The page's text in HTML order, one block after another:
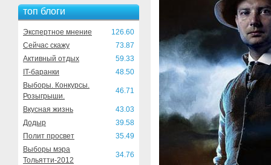
топ блоги
Экспертное мнение
126.60
Сейчас скажу
73.87
Активный отдых
59.33
IT-баранки
48.50
Выборы. Конкурсы.
Розыгрыши.
46.71
Вкусная жизнь
43.03
Додыр
39.58
Полит просвет
35.49
Выборы мэра
Тольятти-2012
34.76